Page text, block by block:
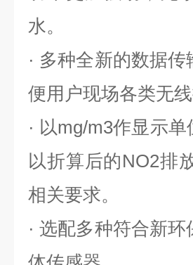
水。
· 多种全新的数据
便用户现场各类无线
· 以mg/m3作显示
以折算后的NO2排
相关要求。
· 选配多种符合新